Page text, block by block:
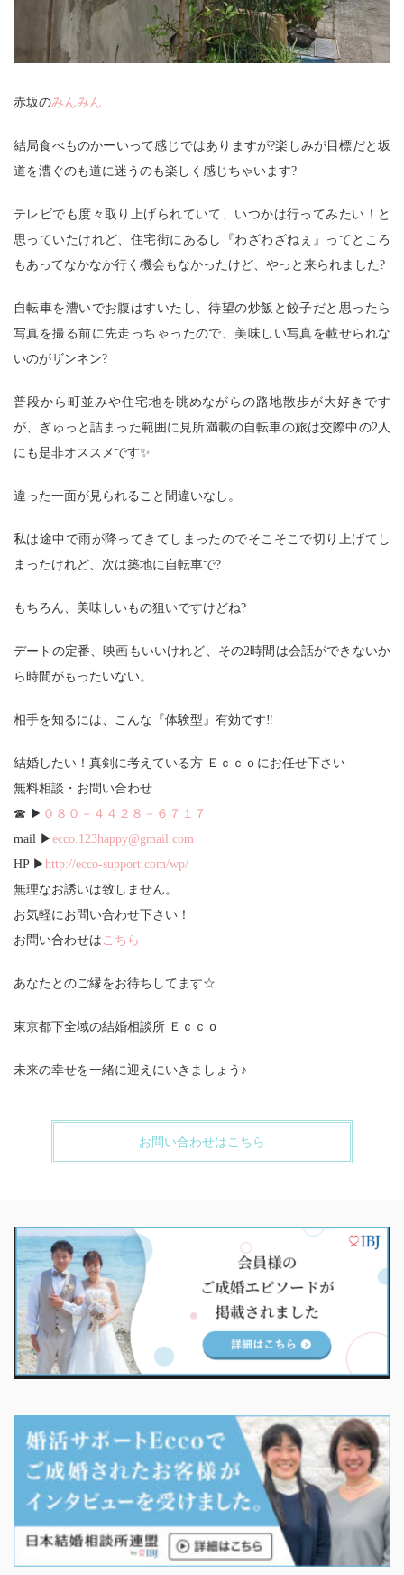
赤坂のみんみん
結局食べものかーいって感じではありますが?楽しみが目標だと坂
道を漕ぐのも道に迷うのも楽しく感じちゃいます?
テレビでも度々取り上げられていて、いつかは行ってみたい！と
思っていたけれど、住宅街にあるし『わざわざねぇ』ってところ
もあってなかなか行く機会もなかったけど、やっと来られました?
自転車を漕いでお腹はすいたし、待望の炒飯と餃子だと思ったら
写真を撮る前に先走っちゃったので、美味しい写真を載せられな
いのがザンネン?
普段から町並みや住宅地を眺めながらの路地散歩が大好きです
が、ぎゅっと詰まった範囲に見所満載の自転車の旅は交際中の2人
にも是非オススメです✨
違った一面が見られること間違いなし。
私は途中で雨が降ってきてしまったのでそこそこで切り上げてし
まったけれど、次は築地に自転車で?
もちろん、美味しいもの狙いですけどね?
デートの定番、映画もいいけれど、その2時間は会話ができないか
ら時間がもったいない。
相手を知るには、こんな『体験型』有効です‼
結婚したい！真剣に考えている方 Ｅｃｃｏにお任せ下さい
無料相談・お問い合わせ
☎ ▶ ０８０－４４２８－６７１７
mail ▶ ecco.123happy@gmail.com
HP ▶ http://ecco-support.com/wp/
無理なお誘いは致しません。
お気軽にお問い合わせ下さい！
お問い合わせは こちら
あなたとのご縁をお待ちしてます☆
東京都下全域の結婚相談所 Ｅｃｃｏ
未来の幸せを一緒に迎えにいきましょう♪
お問い合わせはこちら